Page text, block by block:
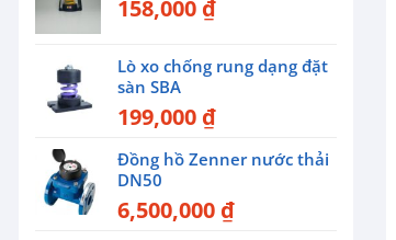
158,000 ₫
Lò xo chống rung dạng đặt
sàn SBA
199,000 ₫
Đồng hồ Zenner nước thải
DN50
6,500,000 ₫